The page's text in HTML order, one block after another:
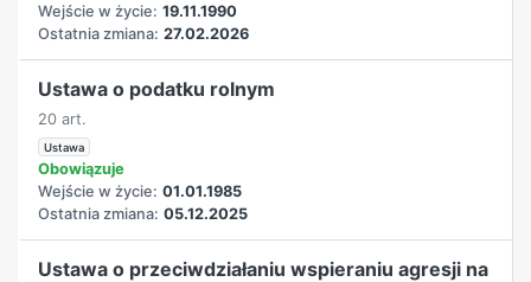
Wejście w życie: 19.11.1990
Ostatnia zmiana: 27.02.2026
Ustawa o podatku rolnym
20 art.
Ustawa
Obowiązuje
Wejście w życie: 01.01.1985
Ostatnia zmiana: 05.12.2025
Ustawa o przeciwdziałaniu wspieraniu agresji na